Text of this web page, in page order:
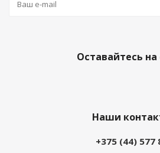
Оставайтесь на
Наши
+375 (44) 577